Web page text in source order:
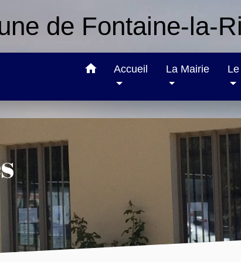
de Fontaine-la-
home Accueil La Mairie